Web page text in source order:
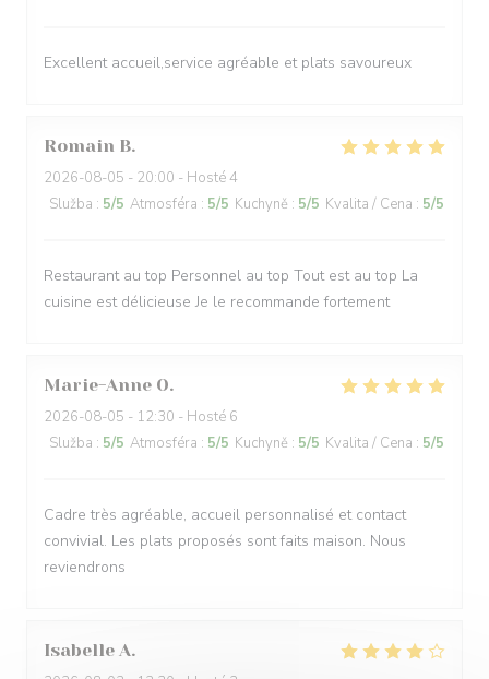
Excellent accueil,service agréable et plats savoureux
Romain B
2026-08-05 - 20:00 - Hosté 4
Služba : 5/5 Atmosféra : 5/5 Kuchyně : 5/5 Kvalita / Cena : 5/5
Restaurant au top Personnel au top Tout est au top La
cuisine est délicieuse Je le recommande fortement
Marie-Anne O
2026-08-05 - 12:30 - Hosté 6
Služba : 5/5 Atmosféra : 5/5 Kuchyně : 5/5 Kvalita / Cena : 5/5
Cadre très agréable, accueil personnalisé et contact
convivial. Les plats proposés sont faits maison. Nous
reviendrons
Isabelle A